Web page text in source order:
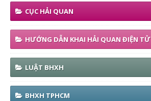
CỤC HẢI QUAN
HƯỚNG DẪN KHAI HẢI QUAN ĐIỆN TỬ
LUẬT BHXH
BHXH TPHCM